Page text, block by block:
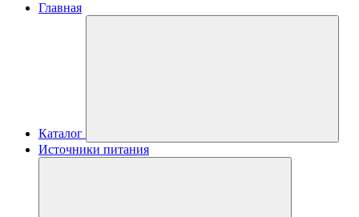
Главная
Каталог
Источники питания